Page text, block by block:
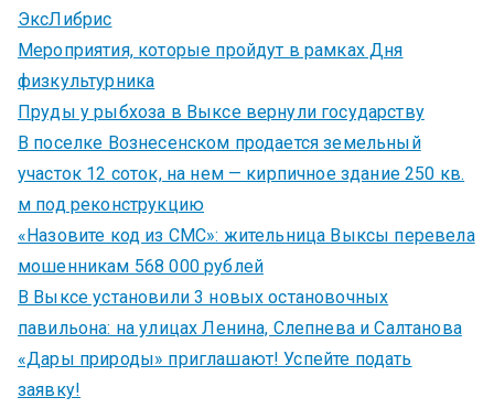
ЭксЛибрис
Мероприятия, которые пройдут в рамках Дня
физкультурника
Пруды у рыбхоза в Выксе вернули государству
В поселке Вознесенском продается земельный
участок 12 соток, на нем — кирпичное здание 250 кв.
м под реконструкцию
«Назовите код из СМС»: жительница Выксы перевела
мошенникам 568 000 рублей
В Выксе установили 3 новых остановочных
павильона: на улицах Ленина, Слепнева и Салтанова
«Дары природы» приглашают! Успейте подать
заявку!